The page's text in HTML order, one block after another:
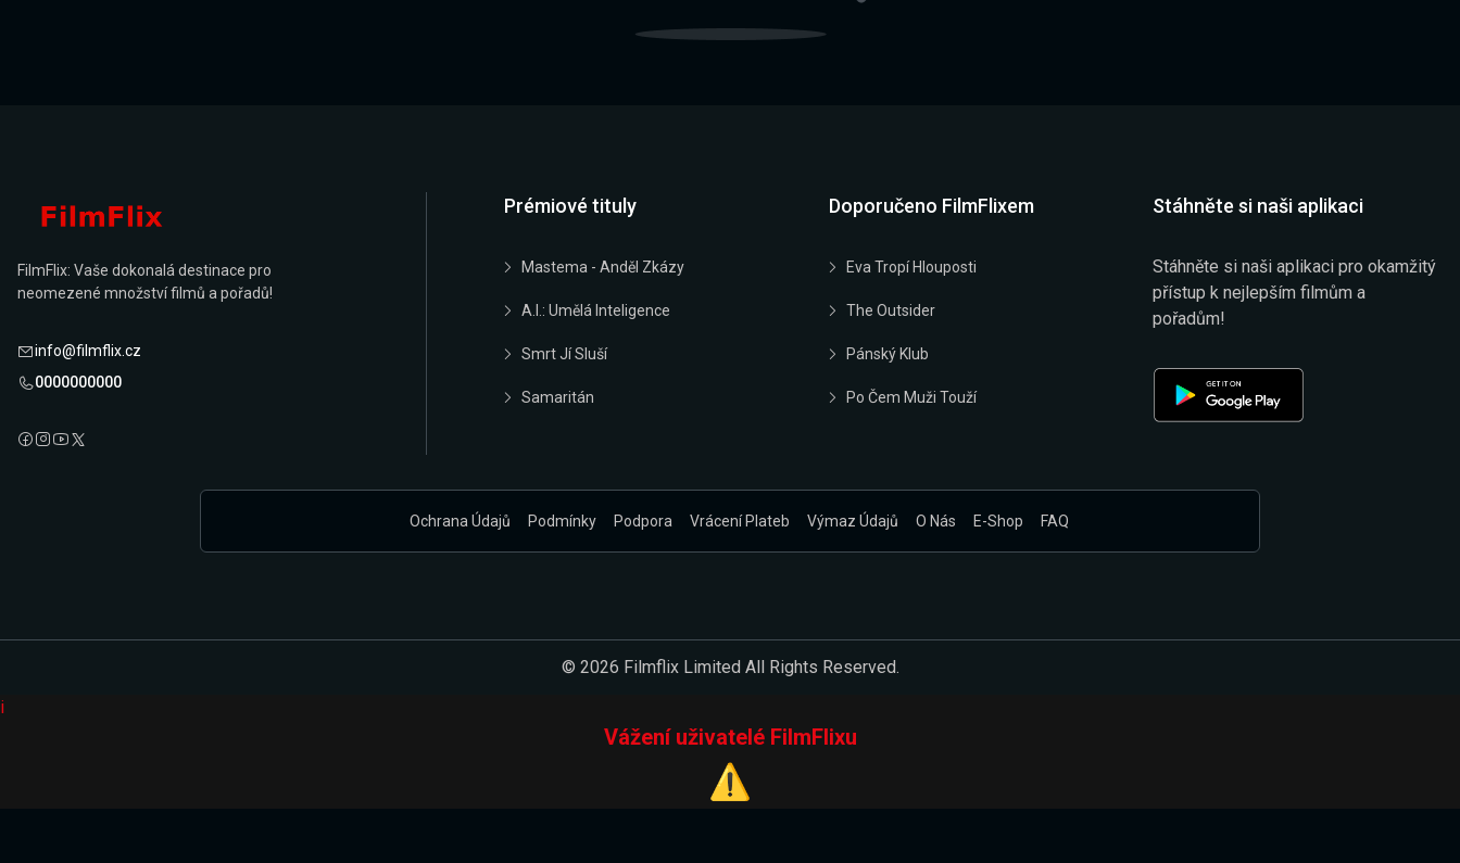
FilmFlix: Vaše dokonalá destinace pro
neomezené množství filmů a pořadů!
info@filmflix.cz
0000000000
Prémiové tituly
Mastema - Anděl Zkázy
A.I.: Umělá Inteligence
Smrt Jí Sluší
Samaritán
Doporučeno FilmFlixem
Eva Tropí Hlouposti
The Outsider
Pánský Klub
Po Čem Muži Touží
Stáhněte si naši aplikaci
Stáhněte si naši aplikaci pro okamžitý
přístup k nejlepším filmům a
pořadům!
Ochrana Údajů Podmínky Podpora Vrácení Plateb Výmaz Údajů O Nás E-Shop FAQ
© 2026 Filmflix Limited All Rights Reserved.
i
Vážení uživatelé FilmFlixu
⚠️